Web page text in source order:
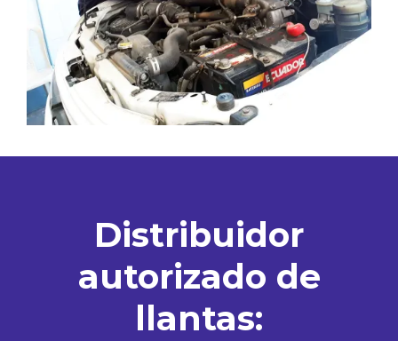
Distribuidor
autorizado de
llantas: